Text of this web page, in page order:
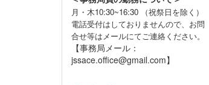
月・木10:30~16:30 （祝祭日を除く）
電話受付はしておりませんので、お問
合せ等はメールにてご連絡ください。
【事務局メール：
jssace.office@gmail.com】